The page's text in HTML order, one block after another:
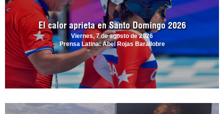
El calor aprieta en Santo Domingo 2026
Viernes, 7 de agosto de 2026
Prensa Latina: Abel Rojas Barallobre